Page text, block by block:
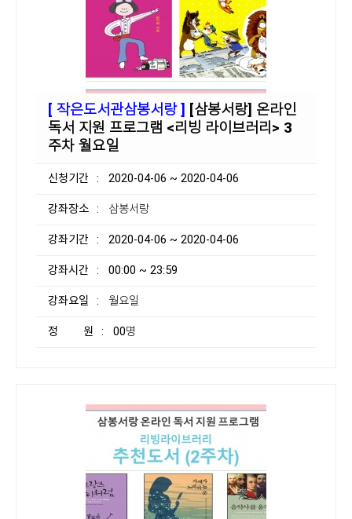
[ 작은도서관삼봉서랑 ] [삼봉서랑] 온라인
독서 지원 프로그램 <리빙 라이브러리> 3
주차 월요일
신청기간 : 2020-04-06 ~ 2020-04-06
강좌장소 : 삼봉서랑
강좌기간 : 2020-04-06 ~ 2020-04-06
강좌시간 : 00:00 ~ 23:59
강좌요일 : 월요일
정 원 : 00명